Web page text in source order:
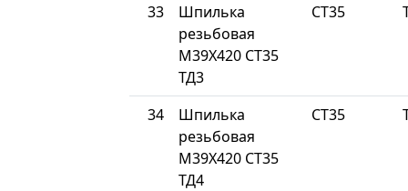
33
Шпилька
резьбовая
М39Х420 СТ35
ТД3
СТ35
34
Шпилька
резьбовая
М39Х420 СТ35
ТД4
СТ35